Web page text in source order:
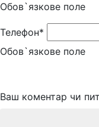
Обов`язкове поле
Телефон*
Обов`язкове поле
Ваш коментар чи